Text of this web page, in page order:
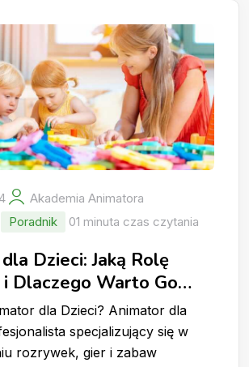
Akademia Animatora
Poradnik 01 minuta czas czytania
Dzieci: Jaką Rolę
Dlaczego Warto Go
dla Dzieci? Animator dla
specjalizujący się w
rozrywek, gier i zabaw